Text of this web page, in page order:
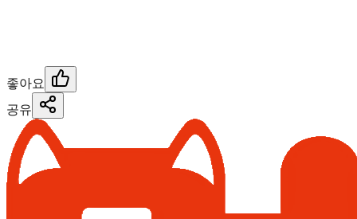
좋아요
공유